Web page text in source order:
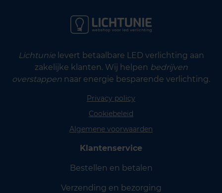
Lichtunielevert betaalbare LED verlichting aan
zakelijke klanten. Wij helpen bedrijven
overstappen naar energie besparende verlichting.
Privacy policy
Cookiebeleid
Algemene voorwaarden
Klantenservice
Bestellen en betalen
Verzending en bezorging